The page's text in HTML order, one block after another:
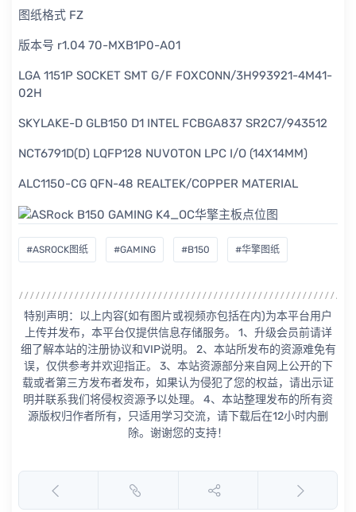
图纸格式 FZ
版本号 r1.04 70-MXB1P0-A01
LGA 1151P SOCKET SMT G/F FOXCONN/3H993921-4M41-
02H
SKYLAKE-D GLB150 D1 INTEL FCBGA837 SR2C7/943512
NCT6791D(D) LQFP128 NUVOTON LPC I/O (14X14MM)
ALC1150-CG QFN-48 REALTEK/COPPER MATERIAL
#ASROCK图纸 #GAMING #B150 #华擎图纸
特别声明：以上内容(如有图片或视频亦包括在内)为本平台用户
上传并发布，本平台仅提供信息存储服务。 1、升级会员前请详
细了解本站的注册协议和VIP说明。 2、本站所发布的资源难免有
误，仅供参考并欢迎指正。 3、本站资源部分来自网上公开的下
载或者第三方发布者发布，如果认为侵犯了您的权益，请出示证
明并联系我们将侵权资源予以处理。 4、本站整理发布的所有资
源版权归作者所有，只适用学习交流，请下载后在12小时内删
除。谢谢您的支持！